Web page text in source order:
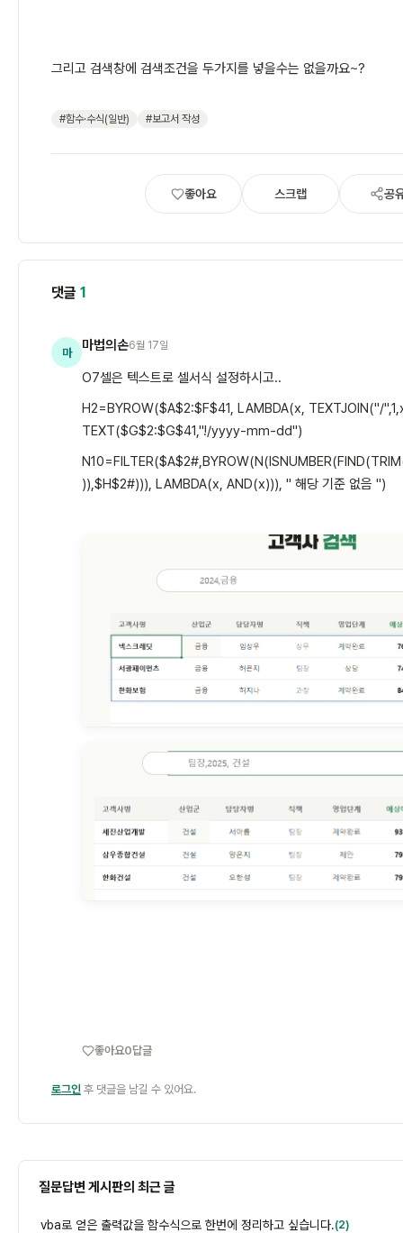
그리고 검색창에 검색조건을 두가지를 넣을수는 없을까요~?
#함수·수식(일반) #보고서 작성
좋아요 스크랩 공
댓글 1
마 마법의손6월 17일
O7셀은 텍스트로 셀서식 설정하시고..
H2=BYROW($A$2:$F$41, LAMBDA(x, TEXTJOIN("/
TEXT($G$2:$G$41,"!/yyyy-mm-dd")
)),$H$2#))), LAMBDA(x, AND(x))), " 해당 기준 없음 ")
좋아요0답글
로그인 후 댓글을 남길 수 있어요.
질문답변 게시판의 최근 글
vba로 얻은 출력값을 함수식으로 한번에 정리하고 싶습니다.(2)